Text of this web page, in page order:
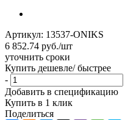
Артикул: 13537-ONIKS
6 852.74 руб./шт
уточнить сроки
Купить дешевле/ быстрее
-
Добавить в спецификацию
Купить в 1 клик
Поделиться